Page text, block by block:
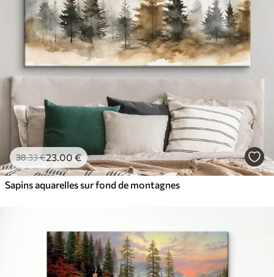
38.33€23.00€
Sapins aquarelles sur fond de montagnes